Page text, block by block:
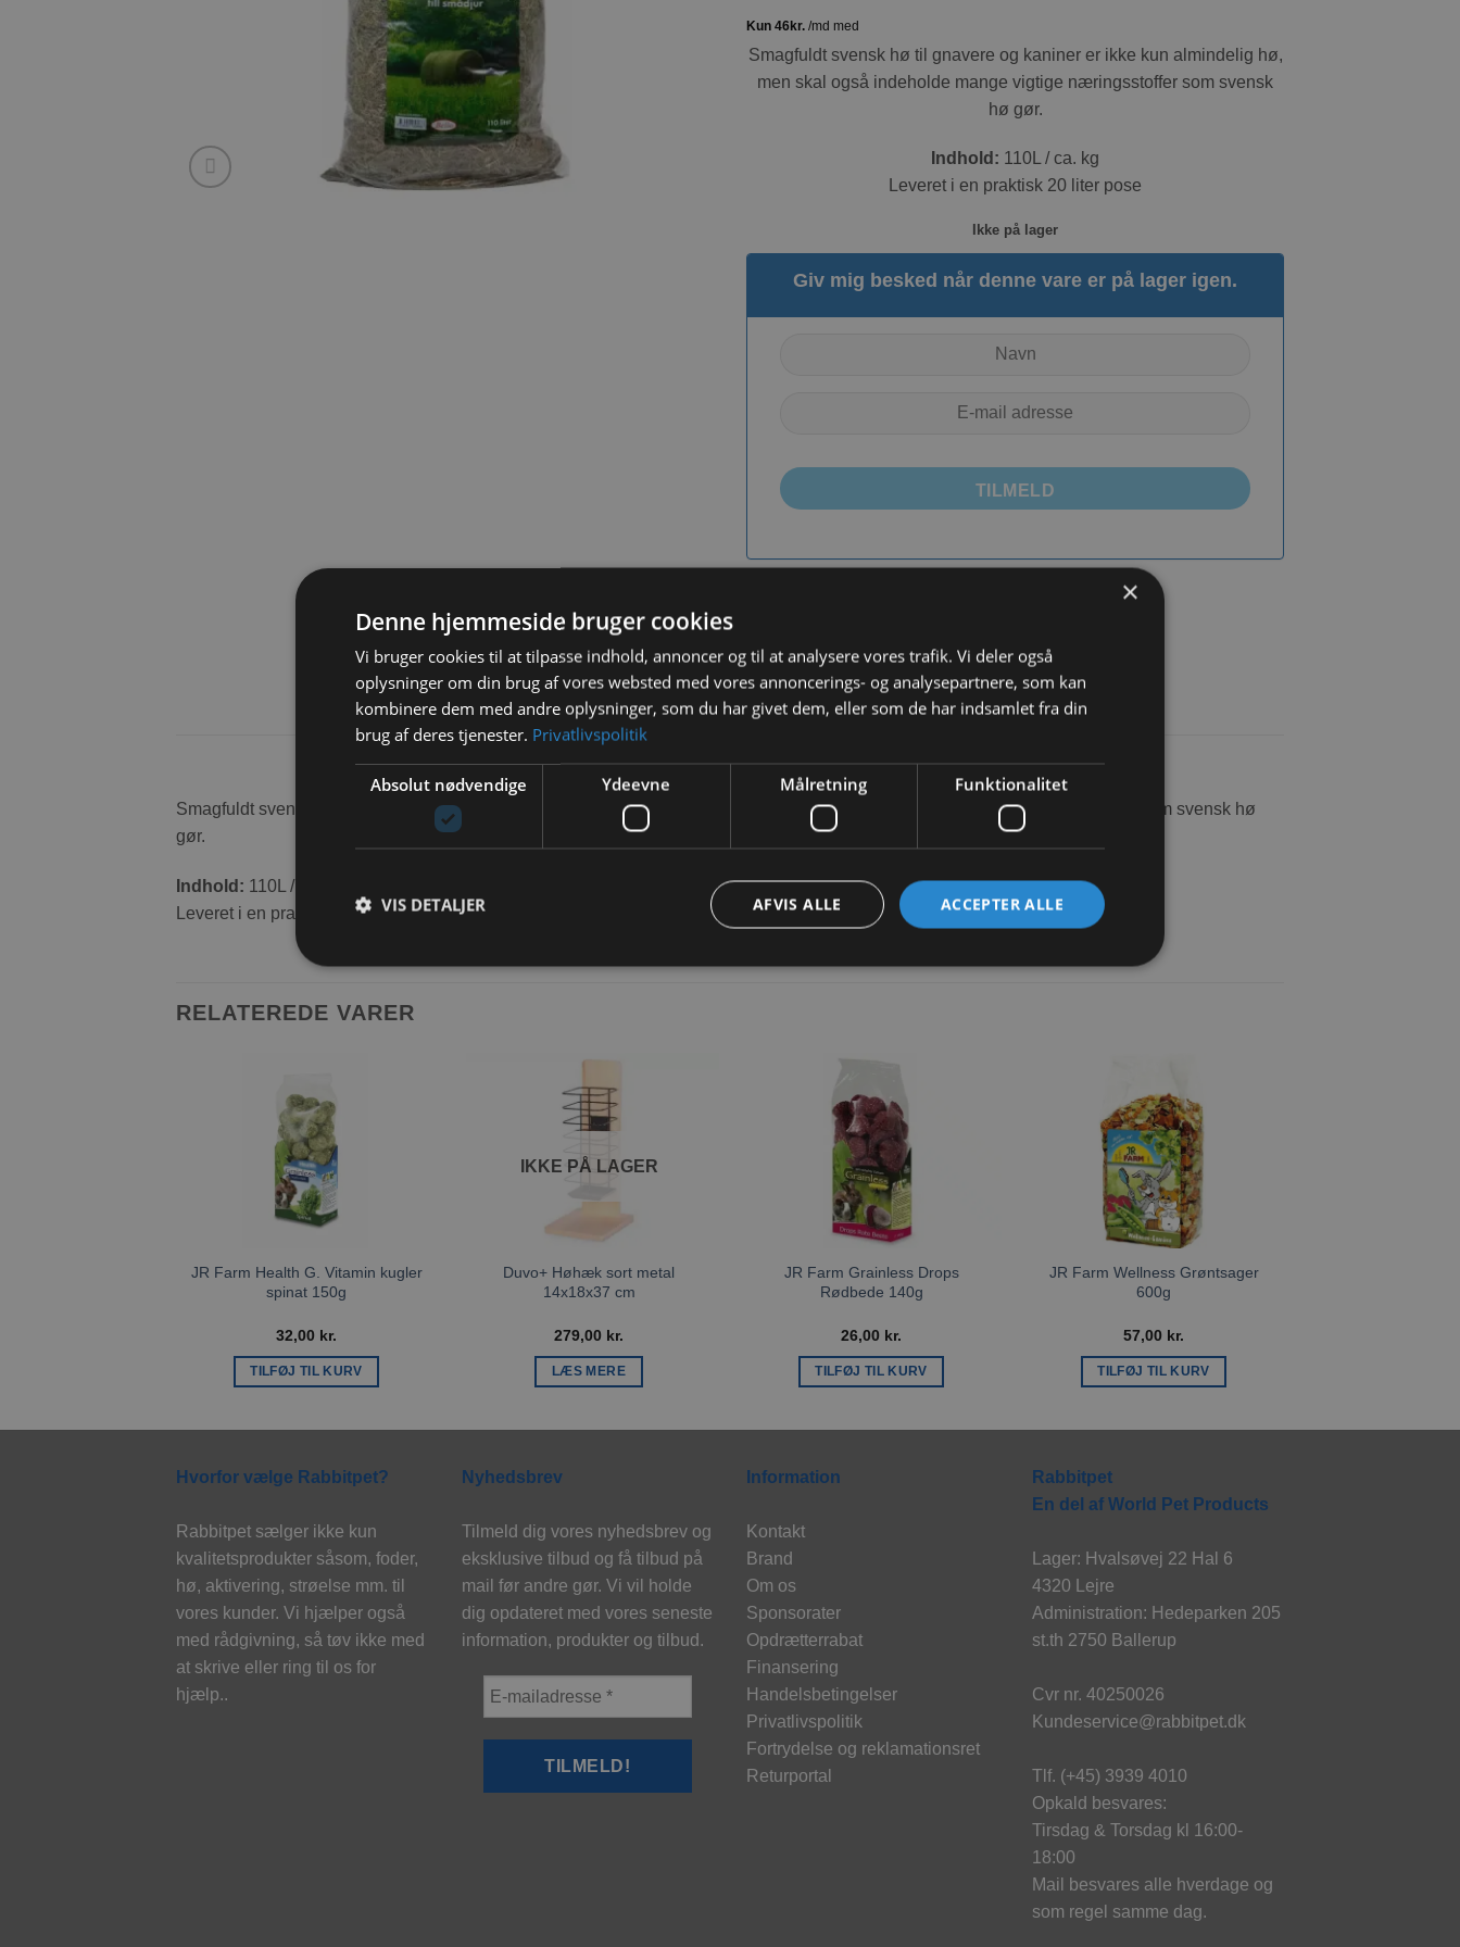
Smagfuldt svensk hø til gnavere og kaniner er ikke kun almindelig hø,
men skal også indeholde mange vigtige næringsstoffer som svensk
hø gør.
Indhold: 110L / ca. kg
Leveret i en praktisk 20 liter pose
Ikke på lager
Giv mig besked når denne vare er på lager igen.
TILMELD
Smagfuldt svensk hø til gnavere og kaniner er ikke kun almindelig hø, men skal også indeholde mange vigtige næringsstoffer som svensk hø
gør.
Indhold: 110L / ca. kg
Leveret i en praktisk 20 liter pose
RELATEREDE VARER
JR Farm Health G. Vitamin kugler
spinat 150g
32,00 kr.
TILFØJ TIL KURV
IKKE PÅ LAGER
Duvo+ Høhæk sort metal
14x18x37 cm
279,00 kr.
LÆS MERE
JR Farm Grainless Drops
Rødbede 140g
26,00 kr.
TILFØJ TIL KURV
JR Farm Wellness Grøntsager
600g
57,00 kr.
TILFØJ TIL KURV
Hvorfor vælge Rabbitpet?
Rabbitpet sælger ikke kun
kvalitetsprodukter såsom, foder,
hø, aktivering, strøelse mm. til
vores kunder. Vi hjælper også
med rådgivning, så tøv ikke med
at skrive eller ring til os for
hjælp..
Nyhedsbrev
Tilmeld dig vores nyhedsbrev og
eksklusive tilbud og få tilbud på
mail før andre gør. Vi vil holde
dig opdateret med vores seneste
information, produkter og tilbud.
Information
Kontakt
Brand
Om os
Sponsorater
Opdrætterrabat
Finansering
Handelsbetingelser
Privatlivspolitik
Fortrydelse og reklamationsret
Returportal
Rabbitpet
En del af World Pet Products
Lager: Hvalsøvej 22 Hal 6
4320 Lejre
Administration: Hedeparken 205
st.th 2750 Ballerup
Cvr nr. 40250026
Kundeservice@rabbitpet.dk
Tlf. (+45) 3939 4010
Opkald besvares:
Tirsdag & Torsdag kl 16:00-
18:00
Mail besvares alle hverdage og
som regel samme dag.
×
Denne hjemmeside bruger cookies
Vi bruger cookies til at tilpasse indhold, annoncer og til at analysere vores trafik. Vi deler også
oplysninger om din brug af vores websted med vores annoncerings- og analysepartnere, som kan
kombinere dem med andre oplysninger, som du har givet dem, eller som de har indsamlet fra din
brug af deres tjenester. Privatlivspolitik
Absolut nødvendige Ydeevne Målretning Funktionalitet
ACCEPTER ALLE
AFVIS ALLE
VIS DETALJER